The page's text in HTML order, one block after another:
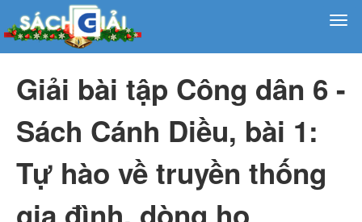
Giải bài tập Công dân 6 -
Sách Cánh Diều, bài 1:
Tự hào về truyền thống